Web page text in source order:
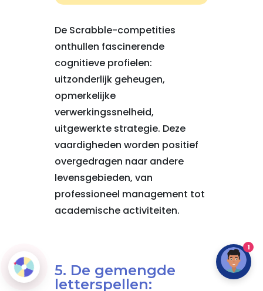
De Scrabble-competities
onthullen fascinerende
cognitieve profielen:
uitzonderlijk geheugen,
opmerkelijke
verwerkingssnelheid,
uitgewerkte strategie. Deze
vaardigheden worden positief
overgedragen naar andere
levensgebieden, van
professioneel management tot
academische activiteiten.
5. De gemengde
letterspellen:
1